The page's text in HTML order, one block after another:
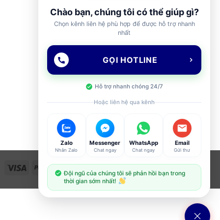
Visa PayPal Stripe MasterCard
Cash
On
Delivery
Chào bạn, chúng tôi có thể giúp gì?
Chọn kênh liên hệ phù hợp để được hỗ trợ nhanh
nhất
GỌI HOTLINE
Hỗ trợ nhanh chóng 24/7
Hoặc liên hệ qua kênh
Zalo
Nhắn Zalo
Messenger
Chat ngay
WhatsApp
Chat ngay
Email
Gửi thư
Đội ngũ của chúng tôi sẽ phản hồi bạn trong
thời gian sớm nhất!